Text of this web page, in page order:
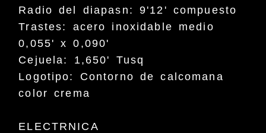
Radio del diapasn: 9'12' compuesto
Trastes: acero inoxidable medio
0,055' x 0,090'
Cejuela: 1,650' Tusq
Logotipo: Contorno de calcomana
color crema
ELECTRNICA